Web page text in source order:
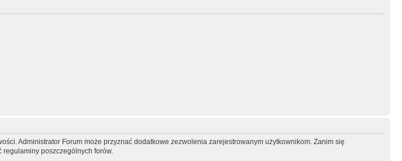
Administrator Forum może przyznać dodatkowe zezwolenia zarejestrowanym użytkownikom. Zanim się
poszczególnych forów.